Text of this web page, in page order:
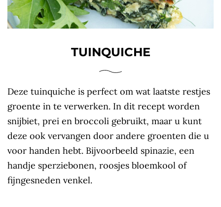
TUINQUICHE
Deze tuinquiche is perfect om wat laatste restjes
groente in te verwerken. In dit recept worden
snijbiet, prei en broccoli gebruikt, maar u kunt
deze ook vervangen door andere groenten die u
voor handen hebt. Bijvoorbeeld spinazie, een
handje sperziebonen, roosjes bloemkool of
fijngesneden venkel.